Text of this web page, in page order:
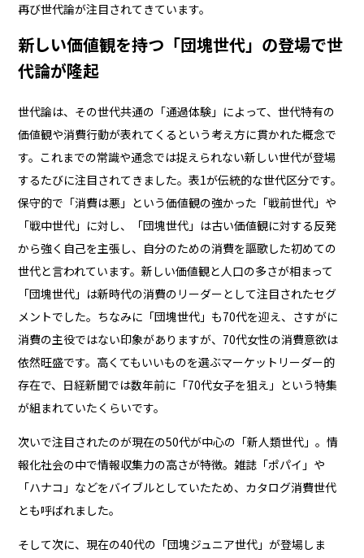
再び世代論が注目されてきています。
新しい価値観を持つ「団塊世代」の登場で世
代論が隆起
世代論は、その世代共通の「通過体験」によって、世代特有の
価値観や消費行動が表れてくるという考え方に貫かれた概念で
す。これまでの常識や通念では捉えられない新しい世代が登場
するたびに注目されてきました。表1が伝統的な世代区分です。
保守的で「消費は悪」という価値観の強かった「戦前世代」や
「戦中世代」に対し、「団塊世代」は古い価値観に対する反発
から強く自己を主張し、自分のための消費を謳歌した初めての
世代と言われています。新しい価値観と人口の多さが相まって
「団塊世代」は新時代の消費のリーダーとして注目されたセグ
メントでした。ちなみに「団塊世代」も70代を迎え、さすがに
消費の主役ではない印象がありますが、70代女性の消費意欲は
依然旺盛です。高くてもいいものを選ぶマーケットリーダー的
存在で、日経新聞では数年前に「70代女子を狙え」という特集
が組まれていたくらいです。
次いで注目されたのが現在の50代が中心の「新人類世代」。情
報化社会の中で情報収集力の高さが特徴。雑誌「ポパイ」や
「ハナコ」などをバイブルとしていたため、カタログ消費世代
とも呼ばれました。
そして次に、現在の40代の「団塊ジュニア世代」が登場しま